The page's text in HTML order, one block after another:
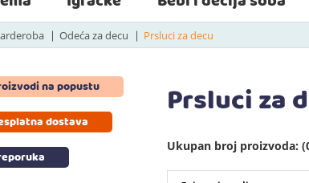
Odeća za decu Prsluci za decu
na popustu
dostava
Prsluci za
Ukupan broj proizvoda: